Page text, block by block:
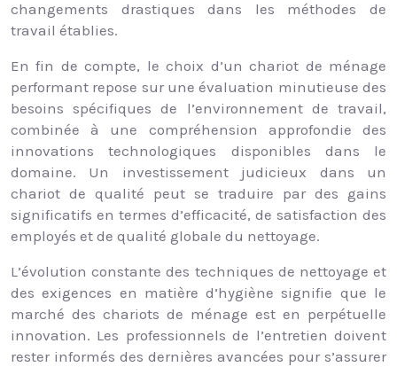
changements drastiques dans les méthodes de
travail établies.
En fin de compte, le choix d’un chariot de ménage
performant repose sur une évaluation minutieuse des
besoins spécifiques de l’environnement de travail,
combinée à une compréhension approfondie des
innovations technologiques disponibles dans le
domaine. Un investissement judicieux dans un
chariot de qualité peut se traduire par des gains
significatifs en termes d’efficacité, de satisfaction des
employés et de qualité globale du nettoyage.
L’évolution constante des techniques de nettoyage et
des exigences en matière d’hygiène signifie que le
marché des chariots de ménage est en perpétuelle
innovation. Les professionnels de l’entretien doivent
rester informés des dernières avancées pour s’assurer